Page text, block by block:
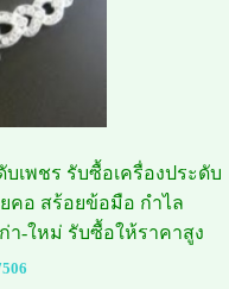
เพชร รับซื้อเครื่องประดับ
คอ สร้อยข้อมือ กำไล
า-ใหม่ รับซื้อให้ราคาสูง